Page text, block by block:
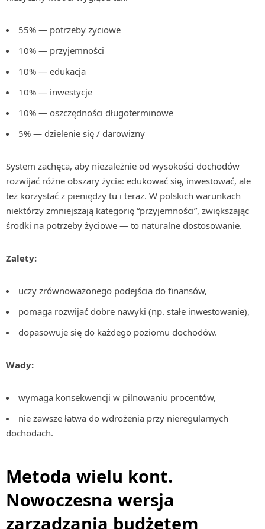
55% — potrzeby życiowe
10% — przyjemności
10% — edukacja
10% — inwestycje
10% — oszczędności długoterminowe
5% — dzielenie się / darowizny
System zachęca, aby niezależnie od wysokości dochodów
rozwijać różne obszary życia: edukować się, inwestować, ale
też korzystać z pieniędzy tu i teraz. W polskich warunkach
niektórzy zmniejszają kategorię “przyjemności”, zwiększając
środki na potrzeby życiowe — to naturalne dostosowanie.
Zalety:
uczy zrównoważonego podejścia do finansów,
pomaga rozwijać dobre nawyki (np. stałe inwestowanie),
dopasowuje się do każdego poziomu dochodów.
Wady:
wymaga konsekwencji w pilnowaniu procentów,
nie zawsze łatwa do wdrożenia przy nieregularnych
dochodach.
Metoda wielu kont.
Nowoczesna wersja
zarządzania budżetem